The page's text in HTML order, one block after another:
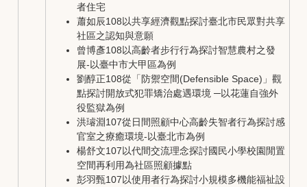
者住宅
蕭如辰108以共享經濟觀點探討臺北市民眾對共享
社區之認知與意願
曾博彥108以高齡者步行行為探討智慧農村之發
展-以臺中市大甲區為例
劉醇正108從「防禦空間(Defensible Space)」觀
點探討開放式犯罪矯治處遇環境 ─以花蓮自強外
役監獄為例
洪璿淵107從日間照顧中心高齡失智者行為探討感
官室之療癒環境-以臺北市為例
楊舒文107以代間交流理念探討國民小學校園閒置
空間再利用為社區照顧據點
彭羽甄107以使用者行為探討小規模多機能福祉設